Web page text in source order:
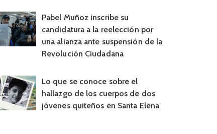
Pabel Muñoz inscribe su
candidatura a la reelección por
una alianza ante suspensión de la
Revolución Ciudadana
Lo que se conoce sobre el
hallazgo de los cuerpos de dos
jóvenes quiteños en Santa Elena